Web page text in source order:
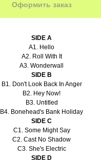
Оформить заказ
SIDE A
A1. Hello
A2. Roll With It
A3. Wonderwall
SIDE B
B1. Don't Look Back In Anger
B2. Hey Now!
B3. Untitled
B4. Bonehead's Bank Holiday
SIDE C
C1. Some Might Say
C2. Cast No Shadow
C3. She's Electric
SIDE D